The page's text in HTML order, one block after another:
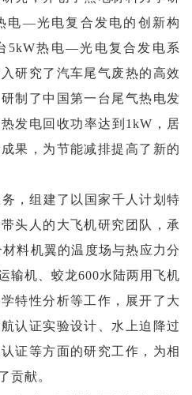
电—光电复合发电的创新构
5kW热电—光电复合发电系
研究了汽车尾气废热的高效
制了中国第一台尾气热电发
发电回收功率达到1kW，居
果，为节能减排提高了新的
组建了以国家千人计划特
头人的大飞机研究团队，承
料机翼的温度场与热应力分
输机、蛟龙600水陆两用飞机
特性分析等工作，展开了大
认证实验设计、水上迫降过
证等方面的研究工作，为相
贡献。